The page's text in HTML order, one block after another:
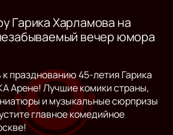
Гарика Харламова на
вечер юмора
празднованию 45-летия Гарика
Арене! Лучшие комики страны,
и музыкальные сюрпризы
главное комедийное